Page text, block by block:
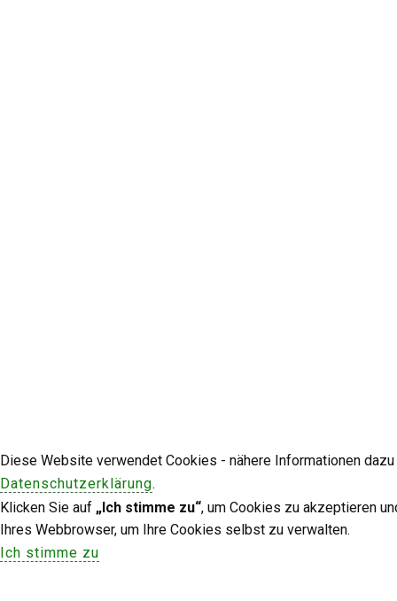
Diese Website verwendet Cookies - nähere Informationen
Datenschutzerklärung.
Klicken Sie auf „Ich stimme zu“, um Cookies zu akzeptieren
Ihres Webbrowser, um Ihre Cookies selbst zu verwalten.
Ich stimme zu